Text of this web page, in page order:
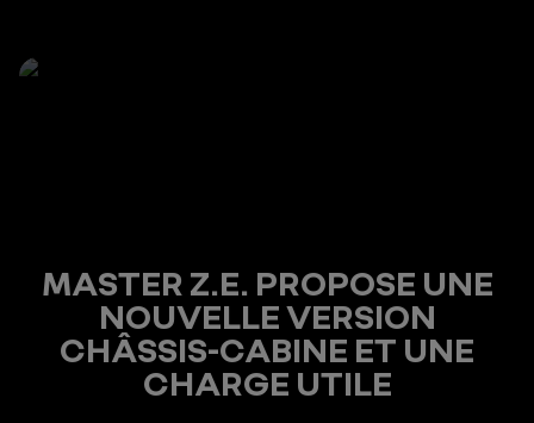
MASTER Z.E. PROPOSE UNE
NOUVELLE VERSION
CHÂSSIS-CABINE ET UNE
CHARGE UTILE